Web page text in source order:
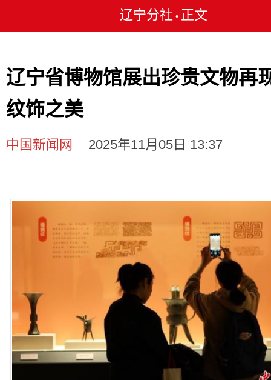
辽宁分社 • 正文
辽宁省博物馆展出珍贵文物再
纹饰之美
中国新闻网 2025年11月05日 13:37